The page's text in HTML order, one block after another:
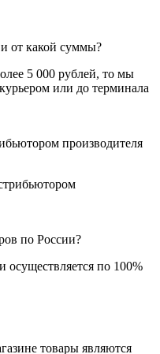
и от какой суммы?
5 000 рублей, то мы
или до терминала
производителя
по России?
осуществляется по 100%
товары являются